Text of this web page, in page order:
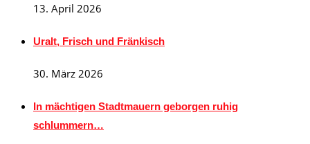
13. April 2026
Uralt, Frisch und Fränkisch
30. März 2026
In mächtigen Stadtmauern geborgen ruhig
schlummern…